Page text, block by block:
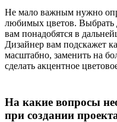
Не мало важным нужно
любимых цветов. Выбрать
вам понадобятся в
Дизайнер вам подскажет
масштабно, заменить на
сделать акцентное
На какие вопросы
при создании